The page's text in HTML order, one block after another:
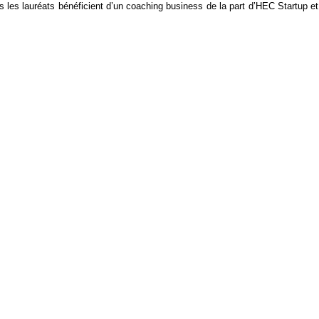
lauréats bénéficient d’un coaching business de la part d’HEC Startup